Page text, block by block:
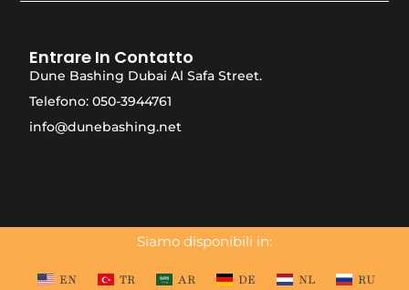
Entrare In Contatto
Dune Bashing Dubai Al Safa Street.
Telefono: 050-3944761
info@dunebashing.net
Siamo disponibili in:
EN TR AR DE NL RU